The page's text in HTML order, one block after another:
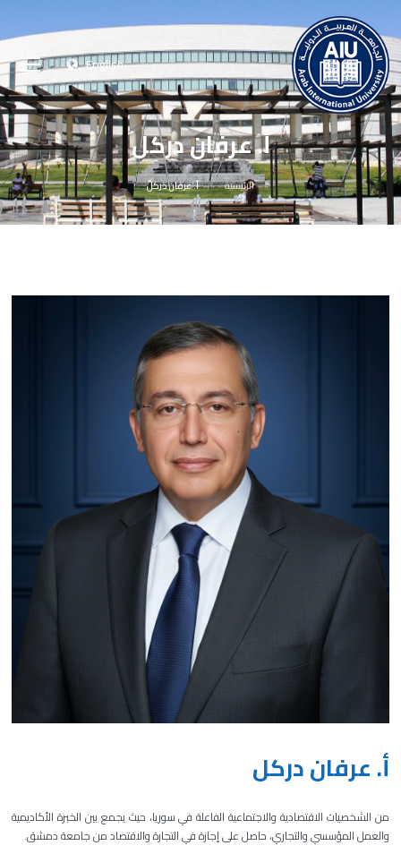
English
أ. عرفان دركل
الرئيسية أ. عرفان دركل
أ. عرفان دركل
من الشخصيات الاقتصادية والاجتماعية الفاعلة في سوريا، حيثيجمع بين الخبرة الأكاديمية
والعمل المؤسسي والتجاري، حاصل على إجازة في التجارة والاقتصاد من جامعة دمشق.